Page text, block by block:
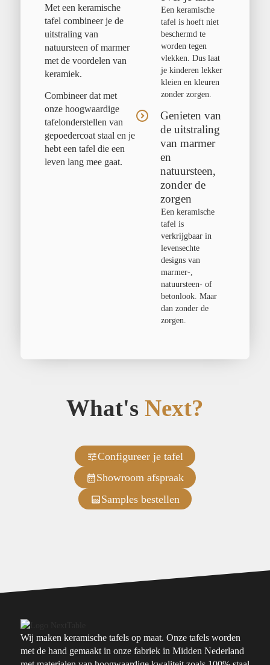
Een keramische
tafel is hoeft niet
beschermd te
worden tegen
vlekken. Dus laat
je kinderen lekker
kleien en kleuren
zonder zorgen.
Genieten van
de uitstraling
van marmer
en
natuursteen,
zonder de
zorgen
Een keramische
tafel is
verkrijgbaar in
levensechte
designs van
marmer-,
natuursteen- of
betonlook. Maar
dan zonder de
zorgen.
Met een keramische
tafel combineer je de
uitstraling van
natuursteen of marmer
met de voordelen van
keramiek.
Combineer dat met
onze hoogwaardige
tafelonderstellen van
gepoedercoat staal en je
hebt een tafel die een
leven lang mee gaat.
What's Next?
Configureer je tafel
Showroom afspraak
Samples bestellen
Wij maken keramische tafels op maat. Onze tafels worden
met de hand gemaakt in onze fabriek in Midden Nederland